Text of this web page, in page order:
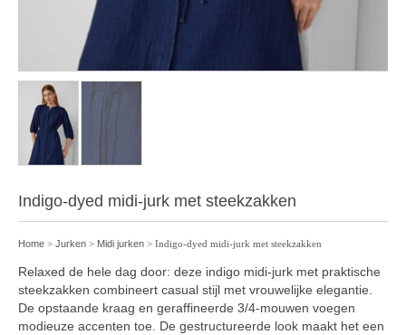
Indigo-dyed midi-jurk met steekzakken
Home > Jurken > Midi jurken > Indigo-dyed midi-jurk met steekzakken
Relaxed de hele dag door: deze indigo midi-jurk met praktische
steekzakken combineert casual stijl met vrouwelijke elegantie.
De opstaande kraag en geraffineerde 3/4-mouwen voegen
modieuze accenten toe. De gestructureerde look maakt het een